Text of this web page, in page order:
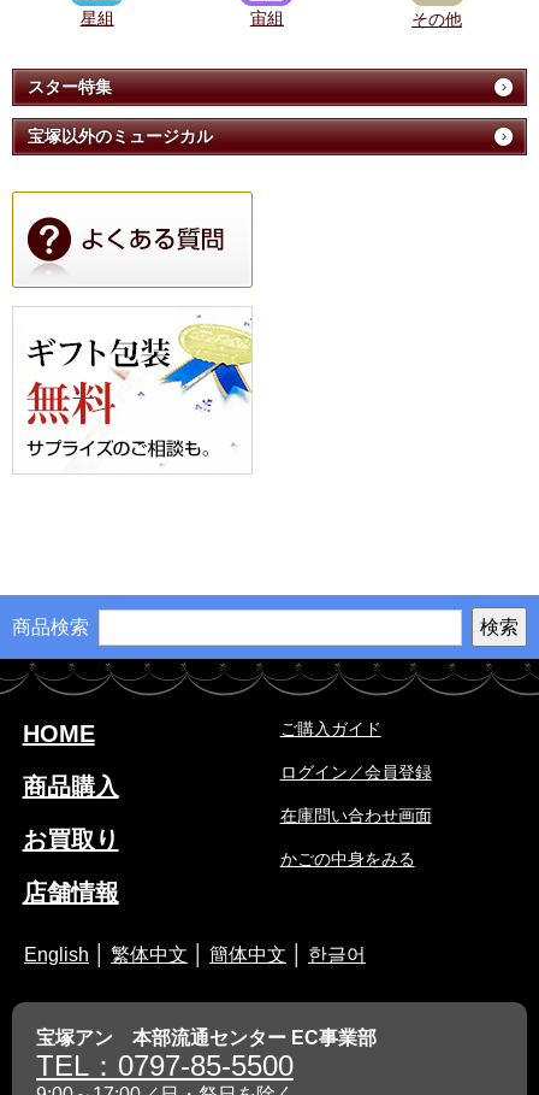
星組 宙組 その他
スター特集
宝塚以外のミュージカル
商品検索
HOME
商品購入
お買取り
店舗情報
ご購入ガイド
ログイン／会員登録
在庫問い合わせ画面
かごの中身をみる
English 繁体中文 簡体中文 한글어
宝塚アン 本部流通センター EC事業部
TEL：0797-85-5500